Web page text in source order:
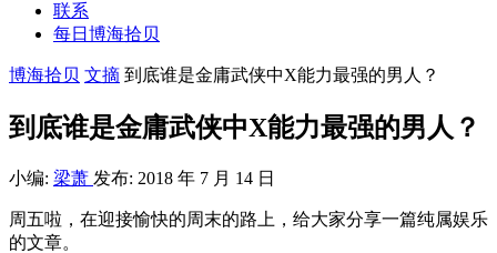
联系
每日博海拾贝
博海拾贝 文摘 到底谁是金庸武侠中X能力最强的男人？
到底谁是金庸武侠中X能力最强的男人？
小编: 梁萧 发布: 2018 年 7 月 14 日
周五啦，在迎接愉快的周末的路上，给大家分享一篇纯属娱乐
的文章。